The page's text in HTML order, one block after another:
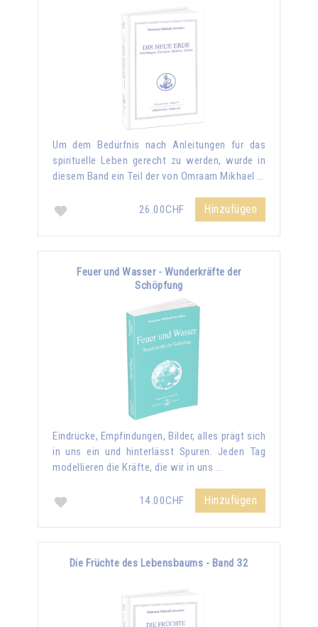
Um dem Bedürfnis nach Anleitungen für das
spirituelle Leben gerecht zu werden, wurde in
diesem Band ein Teil der von Omraam Mikhael …
26.00CHF Hinzufügen
Feuer und Wasser - Wunderkräfte der
Schöpfung
Eindrücke, Empfindungen, Bilder, alles prägt sich
in uns ein und hinterlässt Spuren. Jeden Tag
modellieren die Kräfte, die wir in uns …
14.00CHF Hinzufügen
Die Früchte des Lebensbaums - Band 32